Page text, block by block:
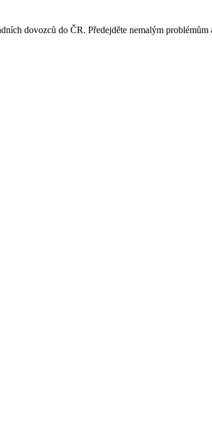
dovozců do ČR. Předejděte nemalým